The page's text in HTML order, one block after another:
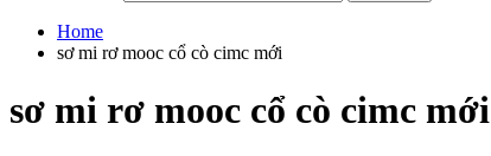
Home
sơ mi rơ mooc cổ cò cimc mới
sơ mi rơ mooc cổ cò cimc mới